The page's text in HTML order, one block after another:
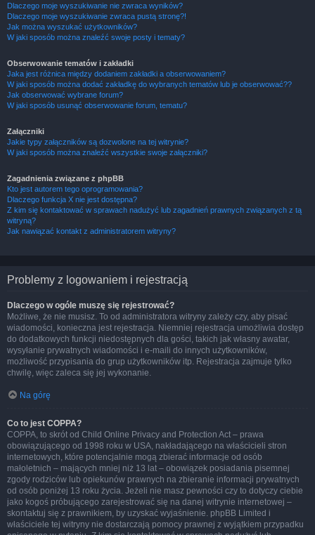
Dlaczego moje wyszukiwanie nie zwraca wyników?
Dlaczego moje wyszukiwanie zwraca pustą stronę?!
Jak można wyszukać użytkowników?
W jaki sposób można znaleźć swoje posty i tematy?
Obserwowanie tematów i zakładki
Jaka jest różnica między dodaniem zakładki a obserwowaniem?
W jaki sposób można dodać zakładkę do wybranych tematów lub je obserwować??
Jak obserwować wybrane forum?
W jaki sposób usunąć obserwowanie forum, tematu?
Załączniki
Jakie typy załączników są dozwolone na tej witrynie?
W jaki sposób można znaleźć wszystkie swoje załączniki?
Zagadnienia związane z phpBB
Kto jest autorem tego oprogramowania?
Dlaczego funkcja X nie jest dostępna?
Z kim się kontaktować w sprawach nadużyć lub zagadnień prawnych związanych z tą
witryną?
Jak nawiązać kontakt z administratorem witryny?
Problemy z logowaniem i rejestracją
Dlaczego w ogóle muszę się rejestrować?
Możliwe, że nie musisz. To od administratora witryny zależy czy, aby pisać
wiadomości, konieczna jest rejestracja. Niemniej rejestracja umożliwia dostęp
do dodatkowych funkcji niedostępnych dla gości, takich jak własny awatar,
wysyłanie prywatnych wiadomości i e-maili do innych użytkowników,
możliwość przypisania do grup użytkowników itp. Rejestracja zajmuje tylko
chwilę, więc zaleca się jej wykonanie.
Na górę
Co to jest COPPA?
COPPA, to skrót od Child Online Privacy and Protection Act – prawa
obowiązującego od 1998 roku w USA, nakładającego na właścicieli stron
internetowych, które potencjalnie mogą zbierać informacje od osób
małoletnich – mających mniej niż 13 lat – obowiązek posiadania pisemnej
zgody rodziców lub opiekunów prawnych na zbieranie informacji prywatnych
od osób poniżej 13 roku życia. Jeżeli nie masz pewności czy to dotyczy ciebie
jako kogoś próbującego zarejestrować się na danej witrynie internetowej –
skontaktuj się z prawnikiem, by uzyskać wyjaśnienie. phpBB Limited i
właściciele tej witryny nie dostarczają pomocy prawnej z wyjątkiem przypadku